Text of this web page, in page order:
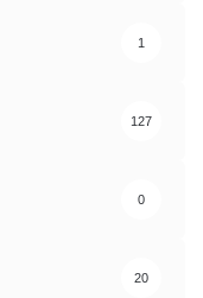
1
127
0
20